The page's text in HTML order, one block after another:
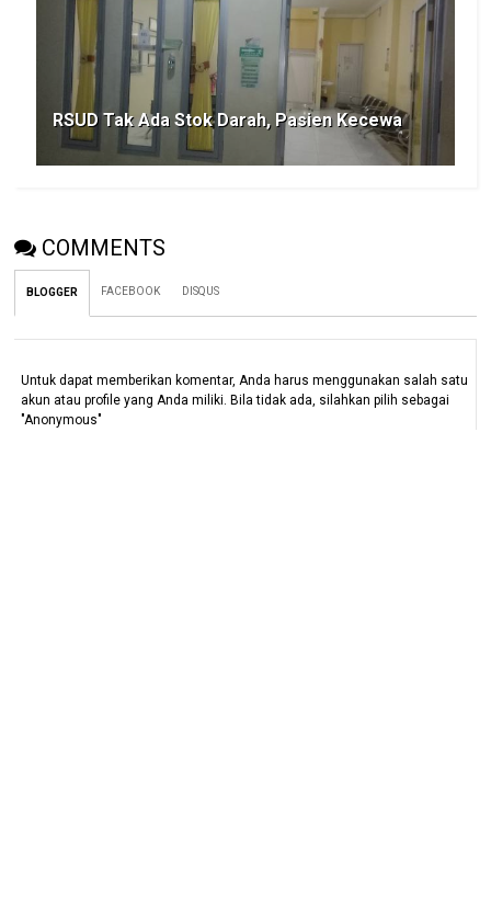
RSUD Tak Ada Stok Darah, Pasien Kecewa
COMMENTS
BLOGGER FACEBOOK DISQUS
Untuk dapat memberikan komentar, Anda harus menggunakan salah satu
akun atau profile yang Anda miliki. Bila tidak ada, silahkan pilih sebagai
"Anonymous"